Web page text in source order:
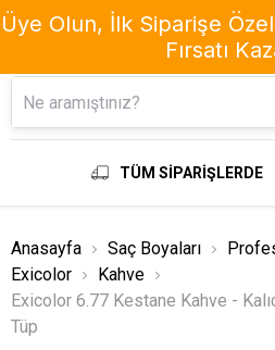
TÜM SİPARİŞLERDE
Anasayfa Saç Boyaları
Exicolor
Kahve
Exicolor 6.77 Kestane Kahve -
Tüp
Üye Olun, İlk Siparişe
Fırsatı